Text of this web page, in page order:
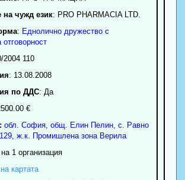
на чужд език: PRO PHARMACIA LTD.
: Еднолично дружество с
отговорност
2004 110
: 13.08.2008
по ДДС: Да
€
обл. София, общ. Елин Пелин, с. Равно
, ж.к. Промишлена зона Верила
1 организация
картата